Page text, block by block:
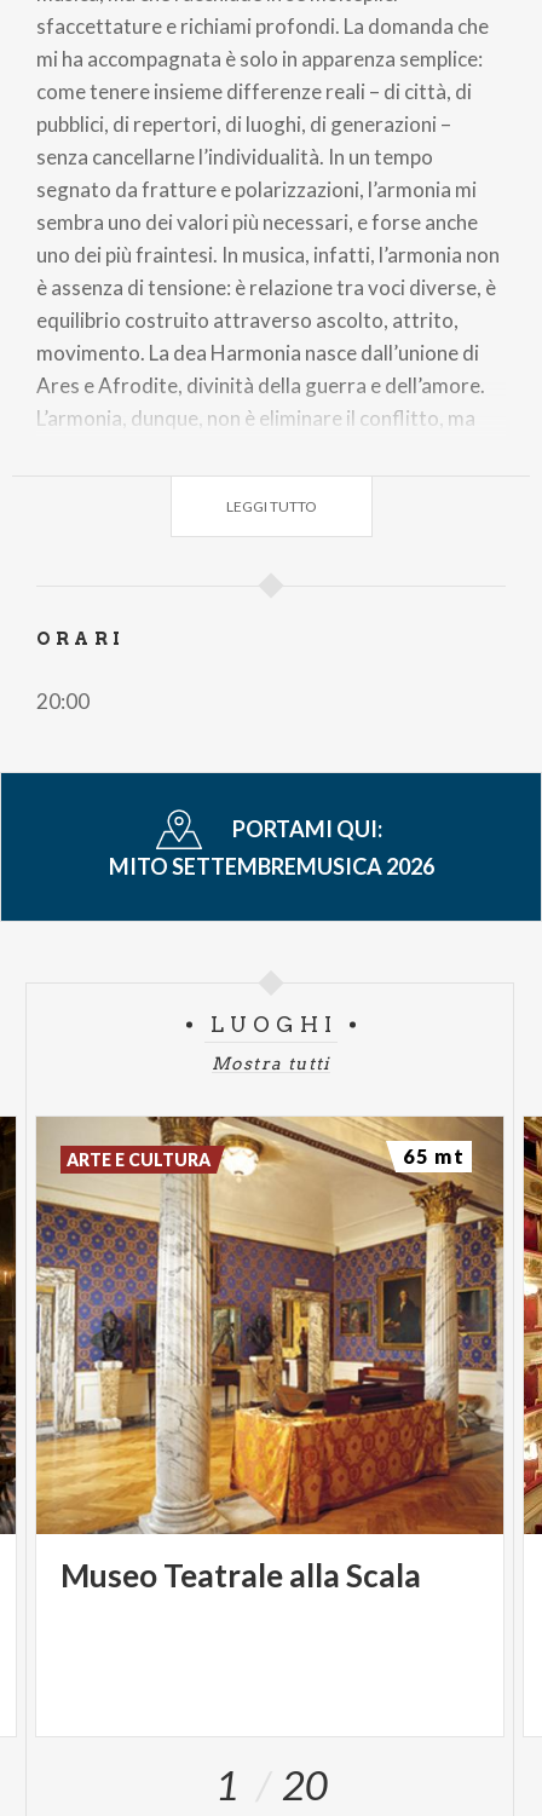
sfaccettature e richiami profondi. La domanda che
mi ha accompagnata è solo in apparenza semplice:
come tenere insieme differenze reali – di città, di
pubblici, di repertori, di luoghi, di generazioni –
senza cancellarne l’individualità. In un tempo
segnato da fratture e polarizzazioni, l’armonia mi
sembra uno dei valori più necessari, e forse anche
uno dei più fraintesi. In musica, infatti, l’armonia non
è assenza di tensione: è relazione tra voci diverse, è
equilibrio costruito attraverso ascolto, attrito,
movimento. La dea Harmonia nasce dall’unione di
Ares e Afrodite, divinità della guerra e dell’amore.
L’armonia, dunque, non è eliminare il conflitto, ma
LEGGI TUTTO
ORARI
20:00
PORTAMI QUI:
MITO SETTEMBREMUSICA 2026
LUOGHI
Mostra tutti
MuseoTeatraleallaScala
ARTE E CULTURA 65 mt
1 20